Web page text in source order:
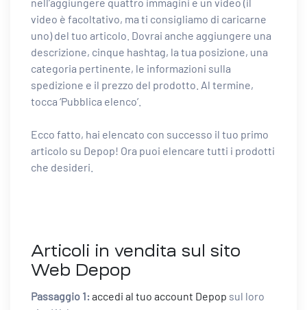
video è facoltativo, ma ti consigliamo di caricarne
uno) del tuo articolo. Dovrai anche aggiungere una
descrizione, cinque hashtag, la tua posizione, una
categoria pertinente, le informazioni sulla
spedizione e il prezzo del prodotto. Al termine,
tocca ‘Pubblica elenco’.
Ecco fatto, hai elencato con successo il tuo primo
articolo su Depop! Ora puoi elencare tutti i prodotti
che desideri.
Articoli in vendita sul sito
Web Depop
Passaggio 1:accedi al tuo account Depop sul loro